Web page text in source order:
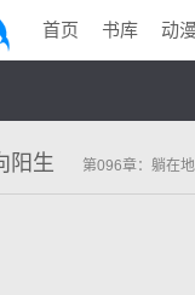
首页 书库 动漫
阳生 第096章：躺在